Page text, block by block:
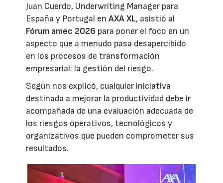
Juan Cuerdo, Underwriting Manager para
España y Portugal enAXA XL, asistió al
Fórum amec 2026 para poner el foco en un
aspecto que a menudo pasa desapercibido
en los procesos de transformación
empresarial: la gestión del riesgo.
Según nos explicó, cualquier iniciativa
destinada a mejorar la productividad debe ir
acompañada de una evaluación adecuada de
los riesgos operativos, tecnológicos y
organizativos que pueden comprometer sus
resultados.